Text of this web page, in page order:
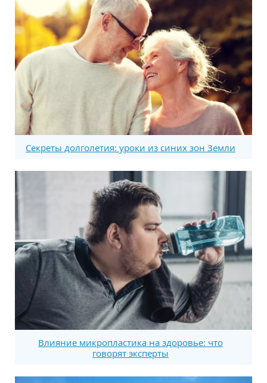
Секреты долголетия: уроки из синих зон Земли
Влияние микропластика на здоровье: что
говорят эксперты